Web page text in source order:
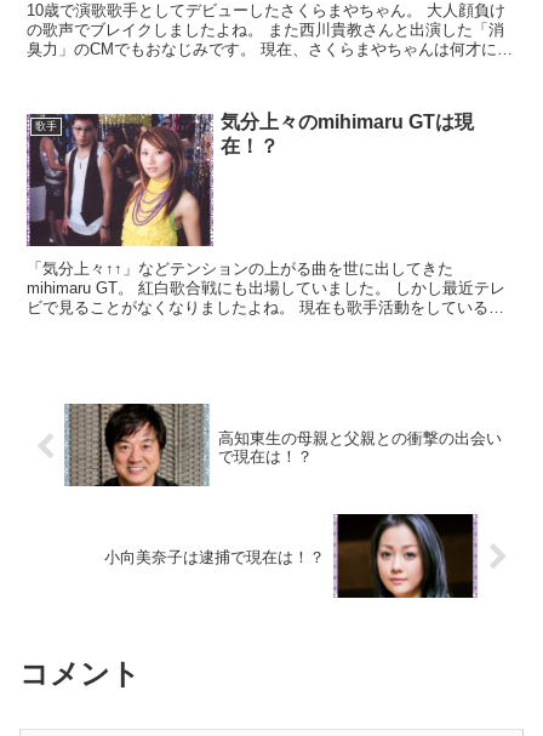
10歳で演歌歌手としてデビューしたさくらまやちゃん。 大人顔負け
の歌声でブレイクしましたよね。 また西川貴教さんと出演した「消
臭力」のCMでもおなじみです。 現在、さくらまやちゃんは何才にな
歌手
気分上々のmihimaru GTは現
在！？
「気分上々↑↑」などテンションの上がる曲を世に出してきた
mihimaru GT。 紅白歌合戦にも出場していました。 しかし最近テレ
ビで見ることがなくなりましたよね。 現在も歌手活動をしているの
高知東生の母親と父親との衝撃の出会い
で現在は！？
小向美奈子は逮捕で現在は！？
コメント